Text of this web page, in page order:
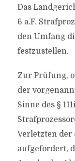
Das
6 a.F.
den Umfang
festzustellen.
Zur Prüfung,
der
Sinne des §
Verletzten der
aufgefordert,